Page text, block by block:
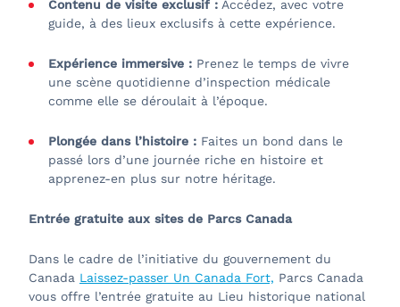
Contenu de visite exclusif : Accédez, avec votre
guide, à des lieux exclusifs à cette expérience.
Expérience immersive : Prenez le temps de vivre
une scène quotidienne d’inspection médicale
comme elle se déroulait à l’époque.
Plongée dans l’histoire : Faites un bond dans le
passé lors d’une journée riche en histoire et
apprenez-en plus sur notre héritage.
Entrée gratuite aux sites de Parcs Canada
Dans le cadre de l’initiative du gouvernement du
Canada Laissez-passer Un Canada Fort, Parcs Canada
vous offre l’entrée gratuite au Lieu historique national